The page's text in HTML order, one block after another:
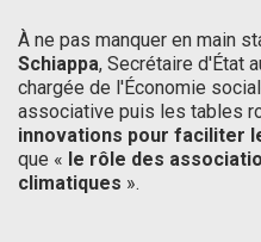
À ne pas manquer en main
Schiappa, Secrétaire d'État
chargée de l'Économie
associative puis les tables
innovations pour faciliter
que « le rôle des
climatiques ».